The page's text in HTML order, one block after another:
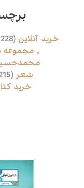
خرید آنلاین (1228)
, مجموعه
شعر (215)
خرید